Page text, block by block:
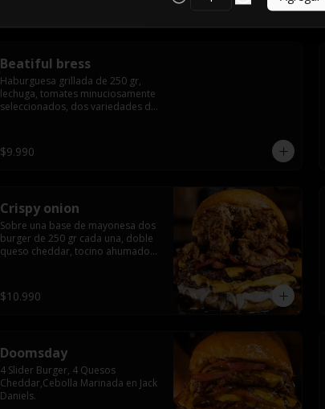
Beatiful bress
Haburguesa grillada de 250 gr,
lechuga, tomates minuciosamente
seleccionados, dos variedades de
preparado lentamente en el grill,
para finalizar todo con una
$9.990
Crispy onion
Sobre una base de mayonesa dos
burger de 250 gr cada una, doble
queso cheddar, tocino ahumado y
$10.990
Doomsday
4 Slider Burger, 4 Quesos
Cheddar,Cebolla Marinada en Jack
Daniels.